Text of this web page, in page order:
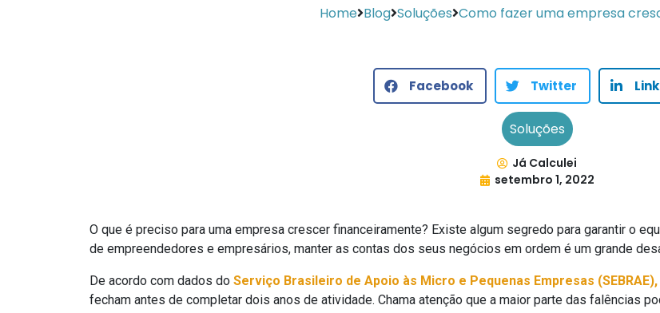
Home Blog Soluções Como fazer uma empresa
Facebook Twitter
Soluções
Já Calculei
setembro 1, 2022
O que é preciso para uma empresa crescer financeiramente? Existe algum segredo para garantir o
de empreendedores e empresários, manter as contas dos seus negócios em ordem é um grande
De acordo com dados do Serviço Brasileiro de Apoio às Micro e Pequenas Empresas (SEBRAE),
fecham antes de completar dois anos de atividade. Chama atenção que a maior parte das falências